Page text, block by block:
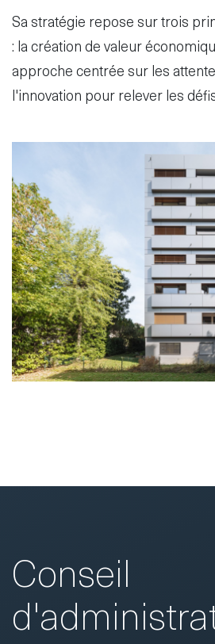
Sa stratégie repose sur trois
: la création de valeur
approche centrée sur les
l'innovation pour relever les
Conseil